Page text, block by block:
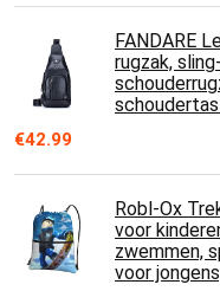
FANDARE
rugzak,
€42.99
Robl-Ox
voor
zwemmen,
voor